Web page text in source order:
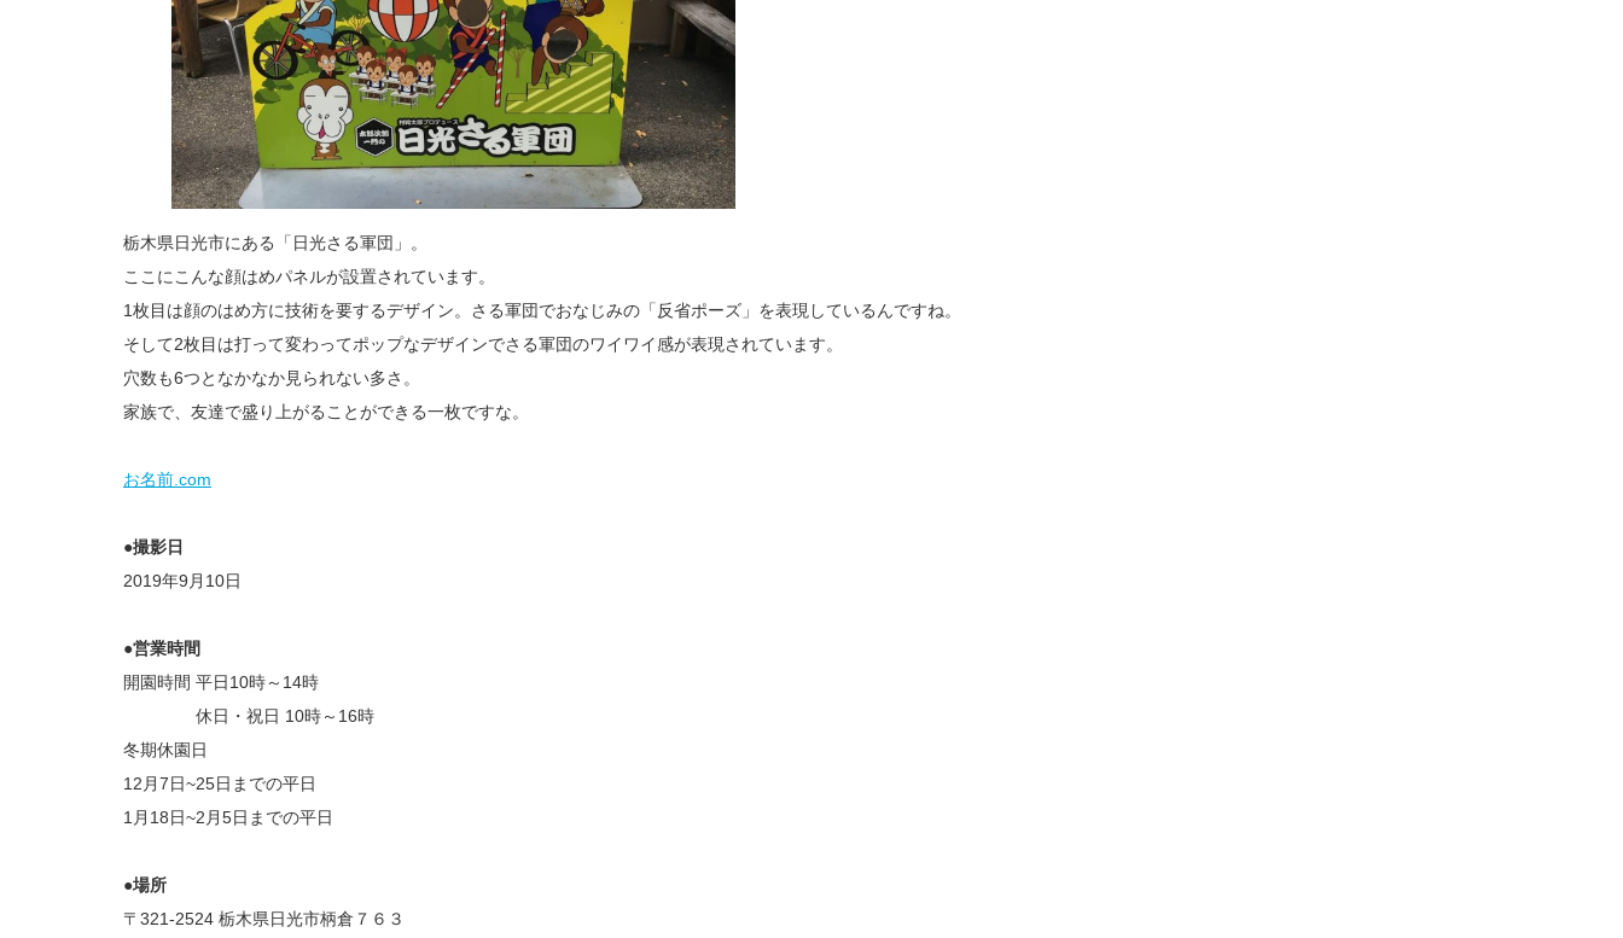
栃木県日光市にある「日光さる軍団」。
ここにこんな顔はめパネルが設置されています。
1枚目は顔のはめ方に技術を要するデザイン。さる軍団でおなじみの「反省ポーズ」を表現しているんですね。
そして2枚目は打って変わってポップなデザインでさる軍団のワイワイ感が表現されています。
穴数も6つとなかなか見られない多さ。
家族で、友達で盛り上がることができる一枚ですな。
お名前.com
●撮影日
2019年9月10日
●営業時間
開園時間 平日10時～14時
休日・祝日 10時～16時
冬期休園日
12月7日~25日までの平日
1月18日~2月5日までの平日
●場所
〒321-2524 栃木県日光市柄倉７６３